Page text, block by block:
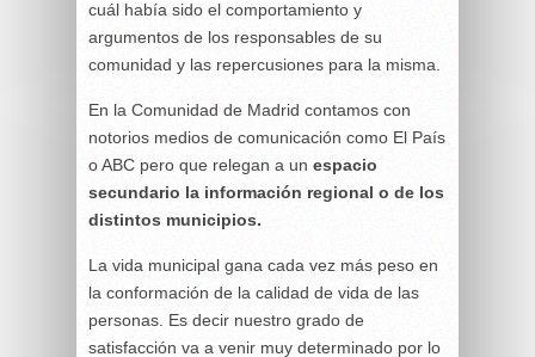
cuál había sido el comportamiento y
argumentos de los responsables de su
comunidad y las repercusiones para la misma.
En la Comunidad de Madrid contamos con
notorios medios de comunicación como El País
o ABC pero que relegan a un espacio
secundario la información regional o de los
distintos municipios.
La vida municipal gana cada vez más peso en
la conformación de la calidad de vida de las
personas. Es decir nuestro grado de
satisfacción va a venir muy determinado por lo